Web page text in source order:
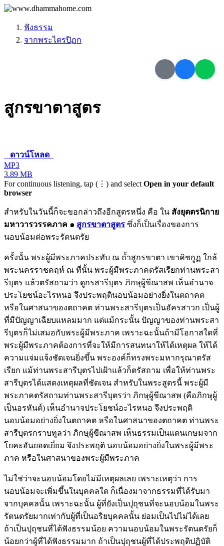
ฟังธรรม
จากพระไตรปิฏก
สูกรขาตาสูตร
ดาวน์โหลด
MP3
3.89 MB
For continuous listening, tap (⋮) and select Open in your default
browser
สำหรับในวันนี้ก็จะขอกล่าวถึงอีกสูตรหนึ่ง คือ ใน สังยุตตรนิกาย
มหาวารวรรคภาค ๑ สูกรขาตาสูตร ซึ่งก็เป็นเรื่องของการ
นอบน้อมต่อพระรัตนตรัย
ครั้งนั้น พระผู้มีพระภาคประทับ ณ ถ้ำสูกรขาตา เขาคิชกูฏ ใกล้
พระนครราชคฤห์ ณ ที่นั้น พระผู้มีพระภาคตรัสเรียกท่านพระสา
รีบุตร แล้วตรัสถามว่า ดูกรสารีบุตร ภิกษุผู้ขีณาสพ เห็นอำนาจ
ประโยชน์อะไรหนอ จึงประพฤตินอบน้อมอย่างยิ่งในตถาคต
หรือในศาสนาของตถาคต ท่านพระสารีบุตรเป็นอัครสาวก เป็นผู้
ที่มีปัญญาเฉียบแหลมมาก แต่แม้กระนั้น ปัญญาของท่านพระสา
รีบุตรก็ไม่เสมอกับพระผู้มีพระภาค เพราะฉะนั้นถ้ามีโอกาสใดที่
พระผู้มีพระภาคต้องการที่จะให้มีการสนทนาให้ได้เหตุผล ให้ได้
ความแจ่มแจ้งชัดเจนยิ่งขึ้น พระองค์ก็ทรงพระมหากรุณาตรัส
เรียก แม้ท่านพระสารีบุตรไปเฝ้าแล้วก็ตรัสถาม เพื่อให้ท่านพระ
สารีบุตรได้แสดงเหตุผลที่ชัดเจน สำหรับในพระสูตรนี้ พระผู้มี
พระภาคตรัสถามท่านพระสารีบุตรว่า ภิกษุผู้ขีณาสพ (คือภิกษุผู้
เป็นอรหันต์) เห็นอำนาจประโยชน์อะไรหนอ จึงประพฤติ
นอบน้อมอย่างยิ่งในตถาคต หรือในศาสนาของตถาคต ท่านพระ
สารีบุตรกราบทูลว่า ภิกษุผู้ขีณาสพ เห็นธรรมเป็นแดนเกษมจาก
โยคะอันยอดเยี่ยม จึงประพฤติ นอบน้อมอย่างยิ่งในพระผู้มีพระ
ภาค หรือในศาสนาของพระผู้มีพระภาค
ไม่ใช่ว่าจะนอบน้อมโดยไม่มีเหตุผลเลย เพราะเหตุว่า การ
นอบน้อมจะเพิ่มขึ้นในบุคคลใด ก็เนื่องมาจากธรรมที่ได้รับมา
จากบุคคลนั้น เพราะฉะนั้น ผู้ที่ยังเป็นปุถุชนที่จะนอบน้อมในพระ
รัตนตรัยมากเท่ากับผู้ที่เป็นอริยบุคคลนั้น ย่อมเป็นไปไม่ได้เลย
ถ้าเป็นปุถุชนที่ได้ฟังธรรมน้อย ความนอบน้อมในพระรัตนตรัยก็
น้อยกว่าผู้ที่ได้ฟังธรรมมาก ถ้าเป็นปุถุชนผู้ที่ได้ประพฤติปฏิบัติ